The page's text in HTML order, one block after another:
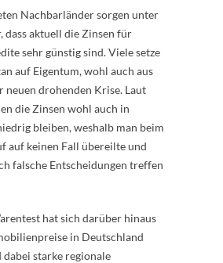
Nachbarländer sorgen unter
dass aktuell die Zinsen für
sehr günstig sind. Viele setze
auf Eigentum, wohl auch aus
neuen drohenden Krise. Laut
die Zinsen wohl auch in
bleiben, weshalb man beim
auf keinen Fall übereilte und
falsche Entscheidungen treffen
hat sich darüber hinaus
in Deutschland
dabei starke regionale